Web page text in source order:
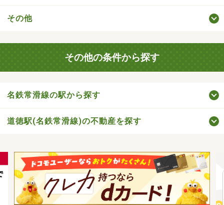
その他
その他の条件から探す
名鉄常滑線の駅から探す
道徳駅(名鉄常滑線)の不動産を探す